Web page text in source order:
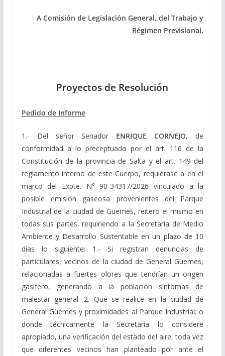
A Comisión de Legislación General, del Trabajo y
Régimen Previsional.
Proyectos de Resolución
Pedido de Informe
1.- Del señor Senador ENRIQUE CORNEJO, de
conformidad a lo preceptuado por el art. 116 de la
Constitución de la provincia de Salta y el art. 149 del
reglamento interno de este Cuerpo, requiérase a en el
marco del Expte. N° 90-34317/2026 vinculado a la
posible emisión gaseosa provenientes del Parque
Industrial de la ciudad de Güemes, reitero el mismo en
todas sus partes, requiriendo a la Secretaría de Medio
Ambiente y Desarrollo Sustentable en un plazo de 10
días lo siguiente: 1.- Si registran denuncias de
particulares, vecinos de la ciudad de General Güemes,
relacionadas a fuertes olores que tendrían un origen
gasífero, generando a la población síntomas de
malestar general. 2. Que se realice en la ciudad de
General Güemes y proximidades al Parque Industrial; o
donde técnicamente la Secretaría lo considere
apropiado, una verificación del estado del aire, toda vez
que diferentes vecinos han planteado por ante el